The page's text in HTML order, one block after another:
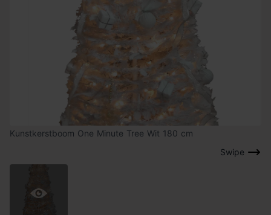
Swipe
Kunstkerstboom One Minute Tree Wit 180 cm